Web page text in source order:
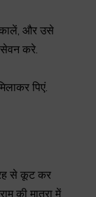
और उसे
करे.
पिएं.
से कूट कर
की मात्रा में